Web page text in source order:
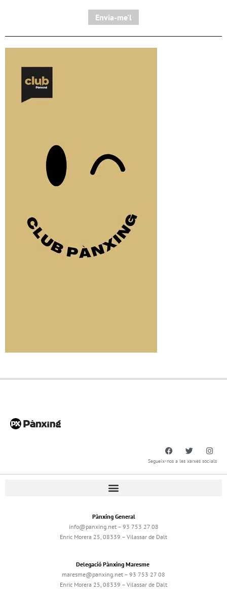
Envia-me'l
Segueix-nos a les xarxes socials
Pànxing General
info@panxing.net – 93 753 27 08
Enric Morera 25, 08339 – Vilassar de Dalt
Delegació Pànxing Maresme
maresme@panxing.net – 93 753 27 08
Enric Morera 25, 08339 – Vilassar de Dalt